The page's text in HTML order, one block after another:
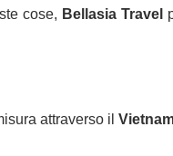
cose, Bellasia Travel
attraverso il